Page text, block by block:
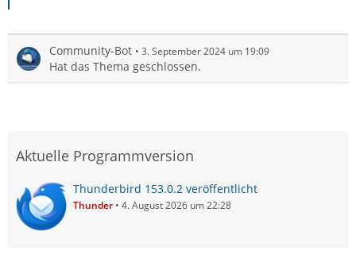
Community-Bot 3. September 2024 um 19:09
Hat das Thema geschlossen.
Aktuelle Programmversion
Thunderbird 153.0.2 veröffentlicht
Thunder 4. August 2026 um 22:28